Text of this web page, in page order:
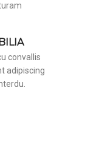
convallis
adipiscing